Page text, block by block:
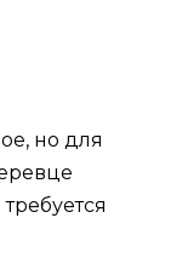
но для